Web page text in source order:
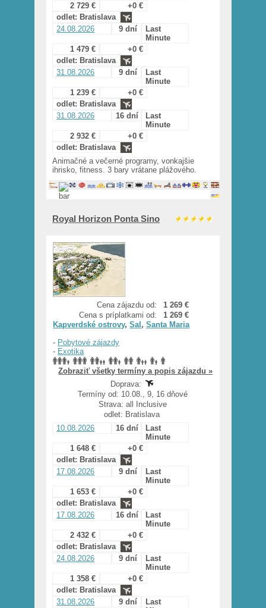
2 729 €
+0 €
odlet: Bratislava
24.08.2026
9 dní
Last
Minute
1 479 €
+0 €
odlet: Bratislava
31.08.2026
9 dní
Last
Minute
1 239 €
+0 €
odlet: Bratislava
31.08.2026
16 dní
Last
Minute
2 932 €
+0 €
odlet: Bratislava
Animačné a večerné programy, vonkajšie
ihrisko, fitness. 3 bary vrátane plážového.
Royal Horizon Ponta Sino
Cena zájazdu od:
1 269 €
Cena s príplatkami od:
1 269 €
Kapverdské ostrovy,Sal ,Santa Maria
- Pobytové zájazdy
- Exotika
Zobraziť všetky termíny a popis zájazdu »
Doprava:
Termíny od: 10.08., 9, 16 dňové
Strava: all Inclusive
odlet: Bratislava
10.08.2026
16 dní
Last
Minute
1 648 €
+0 €
odlet: Bratislava
17.08.2026
9 dní
Last
Minute
1 653 €
+0 €
odlet: Bratislava
17.08.2026
16 dní
Last
Minute
2 432 €
+0 €
odlet: Bratislava
24.08.2026
9 dní
Last
Minute
1 358 €
+0 €
odlet: Bratislava
31.08.2026
9 dní
Last